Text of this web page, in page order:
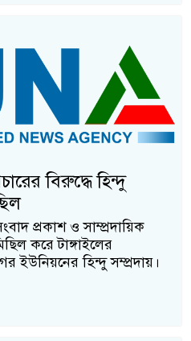
বিরুদ্ধে হিন্দু
প্রকাশ ও সাম্প্রদায়িক
করে টাঙ্গাইলের
হিন্দু সম্প্রদায়।